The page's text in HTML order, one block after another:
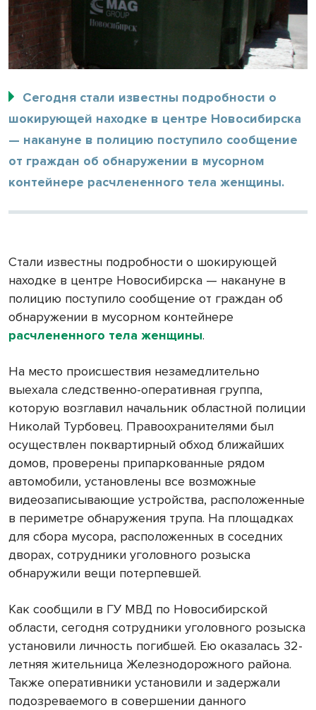
Сегодня стали известны подробности о
шокирующей находке в центре Новосибирска
— накануне в полицию поступило сообщение
от граждан об обнаружении в мусорном
контейнере расчлененного тела женщины.
Стали известны подробности о шокирующей
находке в центре Новосибирска — накануне в
полицию поступило сообщение от граждан об
обнаружении в мусорном контейнере
расчлененного тела женщины.
На место происшествия незамедлительно
выехала следственно-оперативная группа,
которую возглавил начальник областной полиции
Николай Турбовец. Правоохранителями был
осуществлен поквартирный обход ближайших
домов, проверены припаркованные рядом
автомобили, установлены все возможные
видеозаписывающие устройства, расположенные
в периметре обнаружения трупа. На площадках
для сбора мусора, расположенных в соседних
дворах, сотрудники уголовного розыска
обнаружили вещи потерпевшей.
Как сообщили в ГУ МВД по Новосибирской
области, сегодня сотрудники уголовного розыска
установили личность погибшей. Ею оказалась 32-
летняя жительница Железнодорожного района.
Также оперативники установили и задержали
подозреваемого в совершении данного